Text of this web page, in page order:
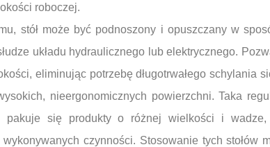
roboczej.
stół może być podnoszony i opuszczany w
układu hydraulicznego lub elektrycznego.
eliminując potrzebę długotrwałego schylania
nieergonomicznych powierzchni. Taka
pakuje się produkty o różnej wielkości i wadze,
czynności. Stosowanie tych stołów